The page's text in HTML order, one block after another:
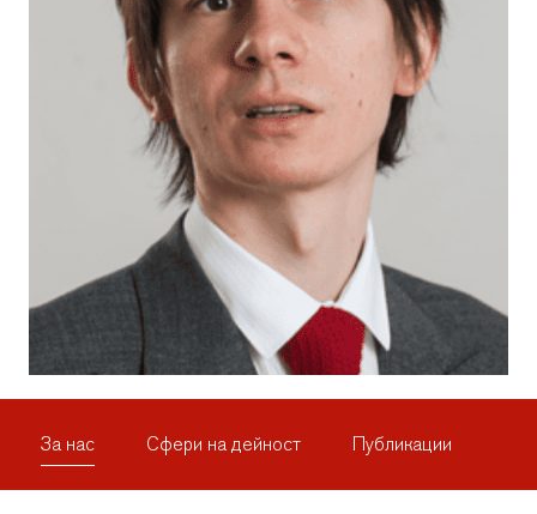
За нас Сфери на дейност Публикации